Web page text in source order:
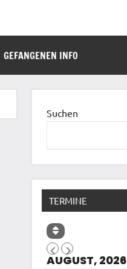
GEFANGENEN INFO
Suchen
TERMINE
AUGUST, 2026